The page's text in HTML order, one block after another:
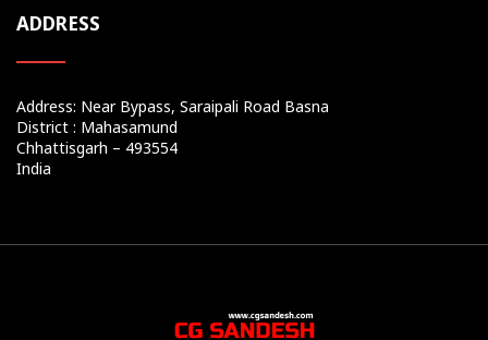
ADDRESS
Address: Near Bypass, Saraipali Road Basna
District : Mahasamund
Chhattisgarh – 493554
India